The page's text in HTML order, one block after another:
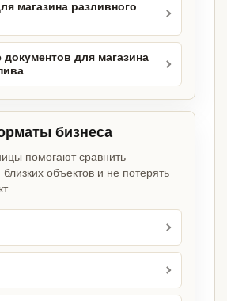
магазина разливного
для магазина
бизнеса
помогают сравнить
объектов и не потерять